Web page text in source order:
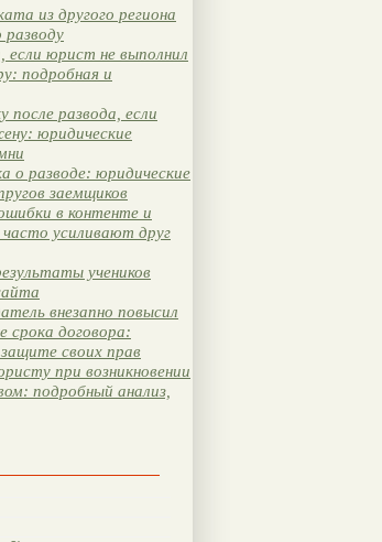
из другого региона
разводу
юрист не выполнил
подробная и
развода, если
юридические
о разводе: юридические
заемщиков
в контенте и
усиливают друг
учеников
внезапно повысил
срока договора:
своих прав
при возникновении
подробный анализ,